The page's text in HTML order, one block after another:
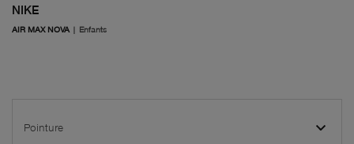
NIKE
AIR MAX NOVA | Enfants
Pointure